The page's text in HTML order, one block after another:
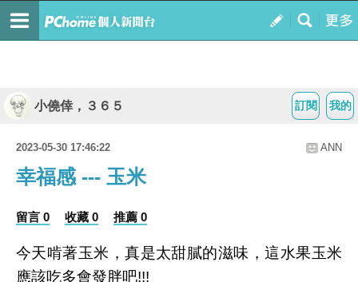
我的
訂閱
小僥倖，３６５
2023-05-30 17:46:22 ANN
幸福感 --- 玉米
留言 0 收藏 0 推薦 0
今天啃著玉米，真是太甜膩的滋味，這水果玉米
應該吃多會發胖吧!!!